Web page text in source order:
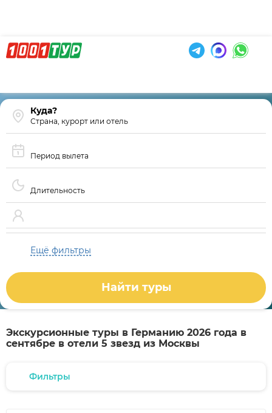
Страна, курорт или отель
Период вылета
Длительность
Ещё фильтры
Найти туры
Экскурсионные туры в Германию 2026 года в
сентябре в отели 5 звезд из Москвы
Фильтры